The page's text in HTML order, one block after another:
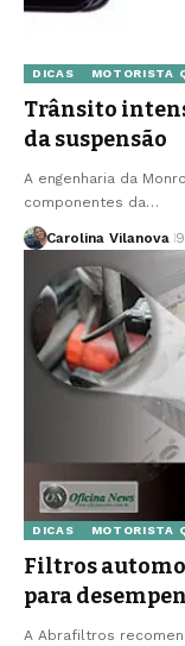
DICAS MOTORISTA
Trânsito
da suspensão
A engenharia da
componentes da…
Carolina Vilanova
DICAS MOTORISTA
Filtros
para
A Abrafiltros